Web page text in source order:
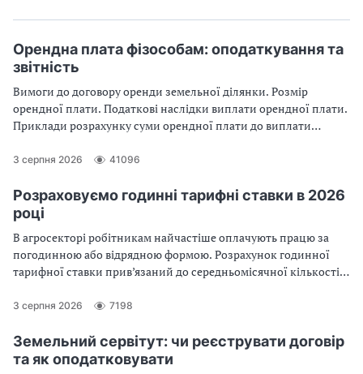
Орендна плата фізособам: оподаткування та
звітність
Вимоги до договору оренди земельної ділянки. Розмір
орендної плати. Податкові наслідки виплати орендної плати.
Приклади розрахунку суми орендної плати до виплати
Податкового розрахунку у разі виплати орендної плати
3 серпня 2026 41096
Розраховуємо годинні тарифні ставки в 2026
році
В агросекторі робітникам найчастіше оплачують працю за
погодинною або відрядною формою. Розрахунок годинної
тарифної ставки прив’язаний до середньомісячної кількості
ставки та чому це необхідно робити саме тепер, розповість
3 серпня 2026 7198
Земельний сервітут: чи реєструвати договір
та як оподатковувати